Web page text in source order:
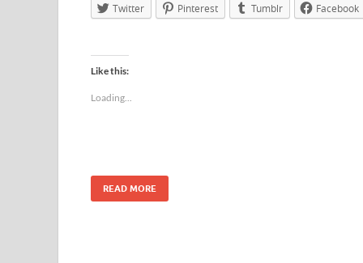
Twitter Pinterest Tumblr Facebook
Like this:
Loading...
READ MORE